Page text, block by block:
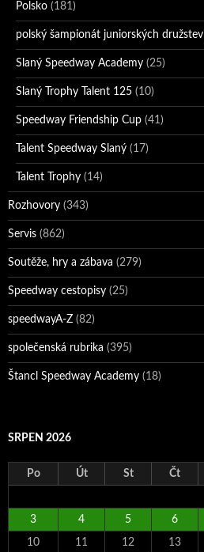
Polsko (181)
polský šampionát juniorských družstev
Slaný Speedway Academy (25)
Slaný Trophy Talent 125 (10)
Speedway Friendship Cup (41)
Talent Speedway Slaný (17)
Talent Trophy (14)
Rozhovory (343)
Servis (862)
Soutěže, hry a zábava (279)
Speedway cestopisy (25)
speedwayA-Z (82)
společenská rubrika (395)
Štancl Speedway Academy (18)
SRPEN 2026
Po Út St Čt
3 4 5 6
10 11 12 13